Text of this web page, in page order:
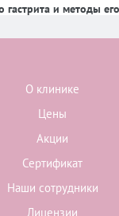
гастрита и методы
О клинике
Цены
Акции
Сертификат
Наши сотрудники
Лицензии